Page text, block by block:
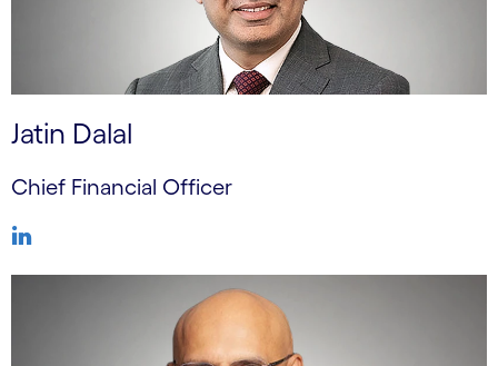
Jatin Dalal
Chief Financial Officer